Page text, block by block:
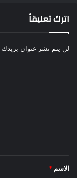
اترك تعليقاً
لن يتم نشر عنوان بريدك
*
الاسم *